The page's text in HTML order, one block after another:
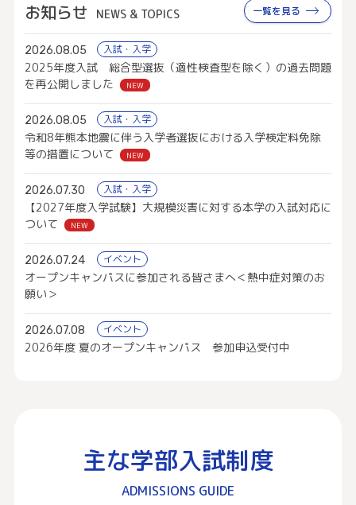
お知らせ NEWS & TOPICS 一覧を見る
2026.08.05 入試・入学
2025年度入試 総合型選抜（適性検査型を除く）の過去問題
を再公開しました
NEW
2026.08.05 入試・入学
令和8年熊本地震に伴う入学者選抜における入学検定料免除
等の措置について
NEW
2026.07.30 入試・入学
【2027年度入学試験】大規模災害に対する本学の入試対応に
ついて
NEW
2026.07.24 イベント
オープンキャンパスに参加される皆さまへ＜熱中症対策のお
願い＞
2026.07.08 イベント
2026年度 夏のオープンキャンパス 参加申込受付中
主な学部入試制度
ADMISSIONS GUIDE